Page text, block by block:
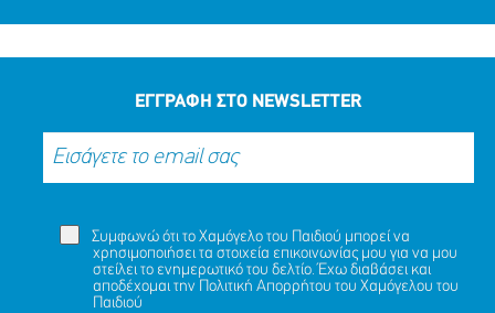
ΕΓΓΡΑΦΗ ΣΤΟ NEWSLETTER
Συμφωνώ ότι το Χαμόγελο του Παιδιού μπορεί να
χρησιμοποιήσει τα στοιχεία επικοινωνίας μου για να μου
στείλει το ενημερωτικό του δελτίο. Έχω διαβάσει και
αποδέχομαι την Πολιτική Απορρήτου του Χαμόγελου του
Παιδιού